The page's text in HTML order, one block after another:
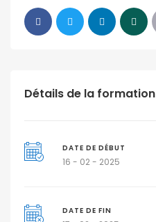
Détails de la formation
DATE DE DÉBUT
16 - 02 - 2025
DATE DE FIN